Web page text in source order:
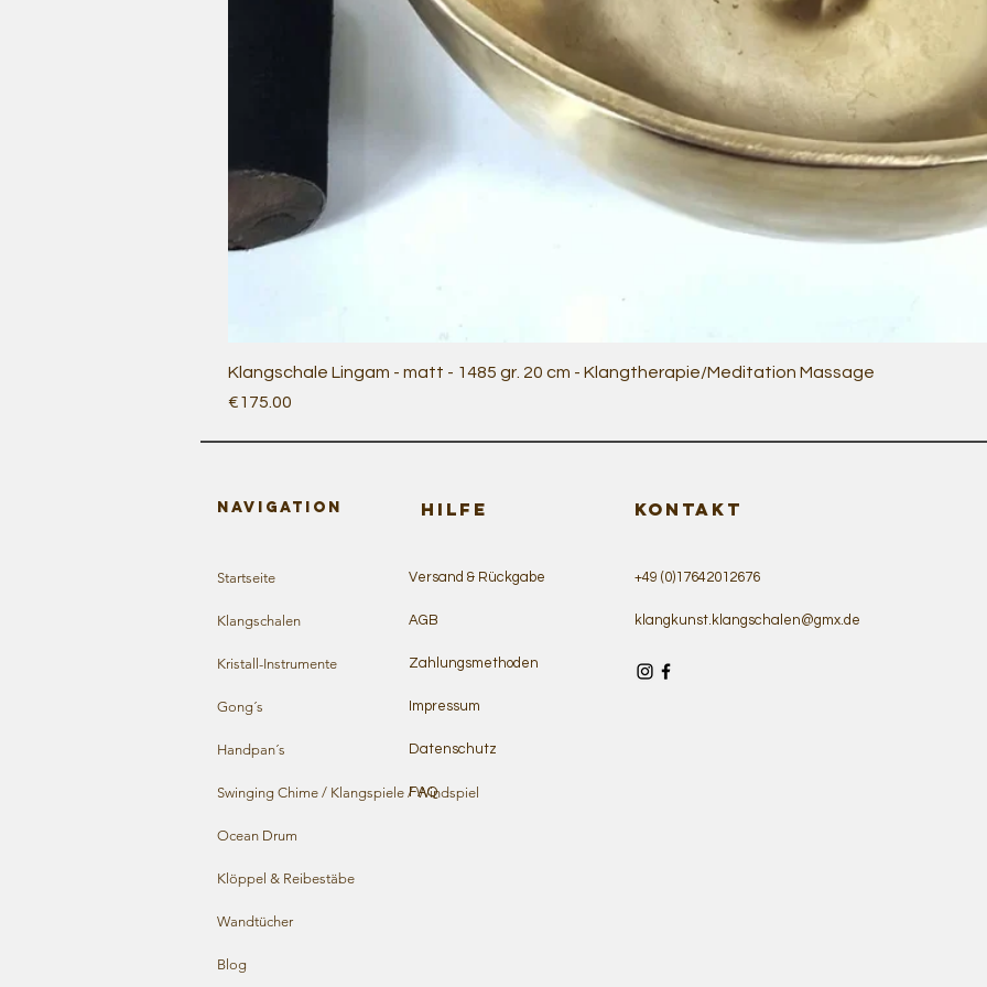
Quick View
Klangschale Lingam - matt - 1485 gr. 20 cm - Klangtherapie/Meditation Massage
Price
€175.00
Navigation HILFE
Startseite
Klangschalen
Kristall-Instrumente
Gong´s
Handpan´s
Swinging Chime / Klangspiele / Windspiel
Ocean Drum
Klöppel & Reibestäbe
Wandtücher
Blog
Versand & Rückgabe
AGB
Zahlungsmethoden
Impressum
Datenschutz
FAQ
KONTAKT
+49 (0)17642012676
klangkunst.klangschalen@gmx.de